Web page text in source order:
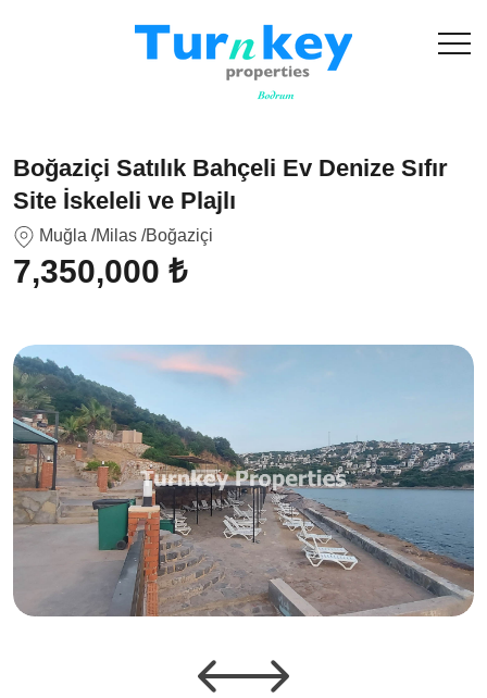
Boğaziçi Satılık Bahçeli Ev Denize Sıfır
Site İskeleli ve Plajlı
Muğla /Milas /Boğaziçi
7,350,000 ₺